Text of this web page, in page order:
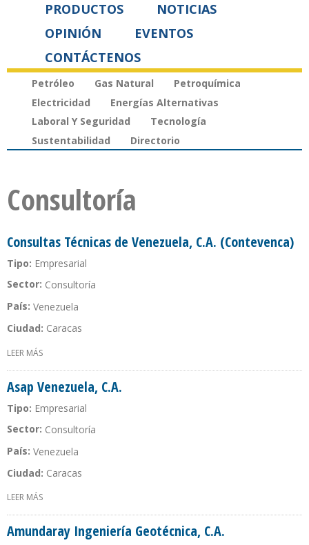
PRODUCTOS
NOTICIAS
OPINIÓN
EVENTOS
CONTÁCTENOS
Petróleo Gas Natural
Petroquímica
Electricidad
Energías Alternativas
Laboral Y Seguridad
Tecnología
Sustentabilidad
Directorio
Consultoría
Consultas Técnicas de Venezuela, C.A. (Contevenca)
Tipo: Empresarial
Sector: Consultoría
País: Venezuela
Ciudad: Caracas
LEER MÁS
Asap Venezuela, C.A.
Tipo: Empresarial
Sector: Consultoría
País: Venezuela
Ciudad: Caracas
LEER MÁS
Amundaray Ingeniería Geotécnica, C.A.